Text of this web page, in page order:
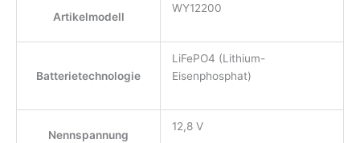
Artikelmodell
WY12200
Batterietechnologie
LiFePO4 (Lithium-
Eisenphosphat)
Nennspannung
12,8 V